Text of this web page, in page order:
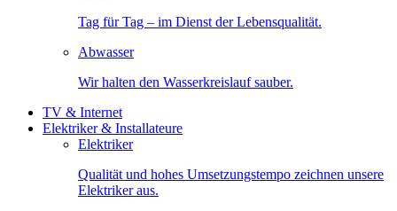
Tag für Tag – im Dienst der Lebensqualität.
Abwasser
Wir halten den Wasserkreislauf sauber.
TV & Internet
Elektriker & Installateure
Elektriker
Qualität und hohes Umsetzungstempo zeichnen unsere
Elektriker aus.